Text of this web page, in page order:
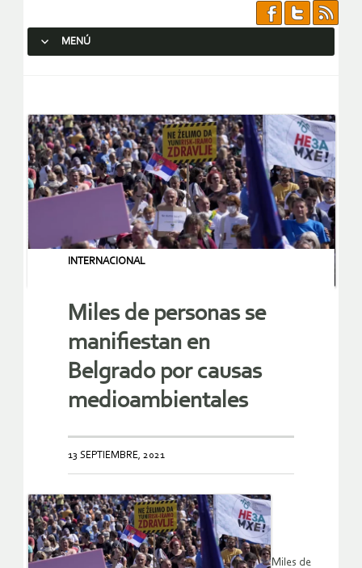
MENÚ
INTERNACIONAL
Miles de personas se
manifiestan en
Belgrado por causas
medioambientales
13 SEPTIEMBRE, 2021
Miles de